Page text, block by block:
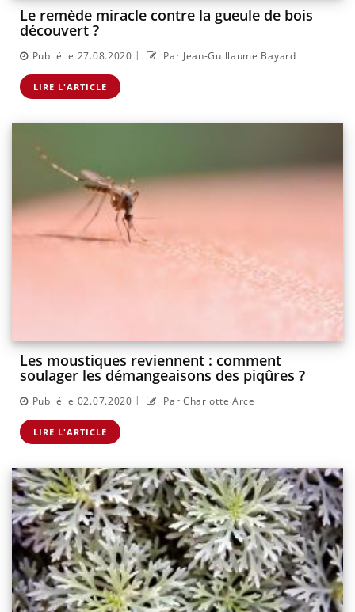
Le remède miracle contre la gueule de bois
découvert ?
Publié le 27.08.2020 | Par Jean-Guillaume Bayard
LIRE L'ARTICLE
Les moustiques reviennent : comment
soulager les démangeaisons des piqûres ?
Publié le 02.07.2020 | Par Charlotte Arce
LIRE L'ARTICLE